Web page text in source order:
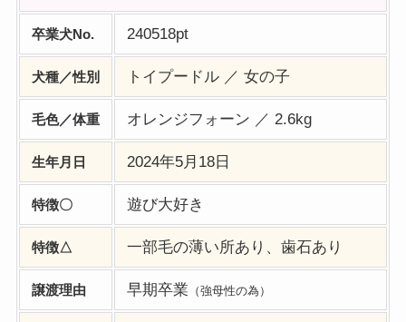
卒業犬No. 240518pt
犬種／性別 トイプードル ／ 女の子
毛色／体重 オレンジフォーン ／ 2.6kg
生年月日 2024年5月18日
特徴〇 遊び大好き
特徴△ 一部毛の薄い所あり、歯石あり
譲渡理由 早期卒業 （強母性の為）